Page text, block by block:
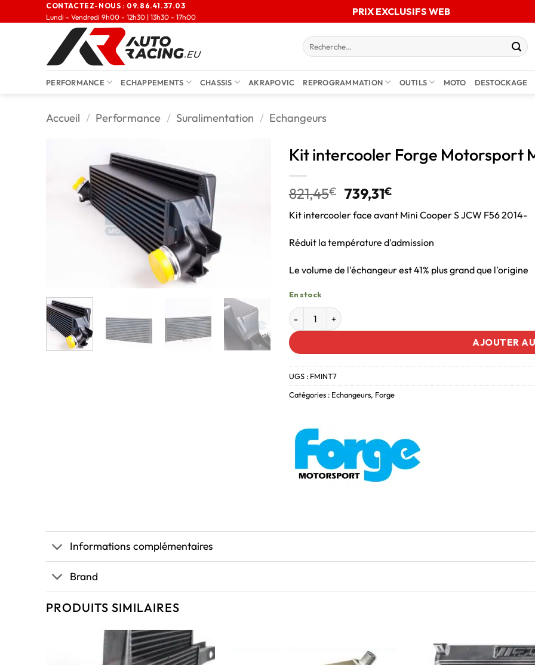
CONTACTEZ-NOUS : 09.86.41.37.03
Lundi - Vendredi 9h00 - 12h30 | 13h30 - 17h00
PRIX EXCLUSIFS WEB
PERFORMANCE ECHAPPEMENTS CHASSIS AKRAPOVIC REPROGRAMMATION OUTILS MOTO DESTOCKAGE
Accueil / Performance / Suralimentation / Echangeurs
Kit intercooler Forge Motorsport
821,45€ 739,31€
Kit intercooler face avant Mini Cooper S JCW F56 2014-
Réduit la température d'admission
Le volume de l'échangeur est 41% plus grand que l'origine
En stock
AJOUTER
UGS : FMINT7
Catégories : Echangeurs, Forge
Informations complémentaires
Brand
PRODUITS SIMILAIRES